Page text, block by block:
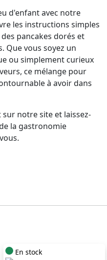
d'enfant avec notre
les instructions simples
pancakes dorés et
Que vous soyez un
ou simplement curieux
ce mélange pour
à avoir dans
notre site et laissez-
la gastronomie
En stock